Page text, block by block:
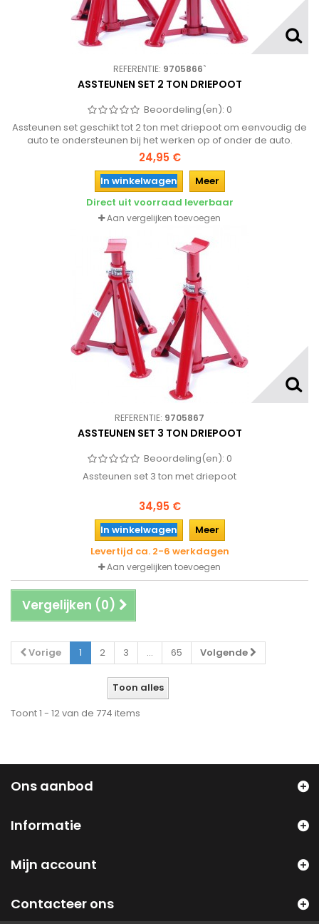
REFERENTIE: 9705866`
ASSTEUNEN SET 2 TON DRIEPOOT
Beoordeling(en): 0
Assteunen set geschikt tot 2 ton met driepoot om eenvoudig de
auto te ondersteunen bij het werken op of onder de auto.
24,95 €
In winkelwagen
Meer
Direct uit voorraad leverbaar
Aan vergelijken toevoegen
REFERENTIE: 9705867
ASSTEUNEN SET 3 TON DRIEPOOT
Beoordeling(en): 0
Assteunen set 3 ton met driepoot
34,95 €
In winkelwagen
Meer
Levertijd ca. 2-6 werkdagen
Aan vergelijken toevoegen
Vergelijken (0)
Vorige 1 2 3 ... 65 Volgende
Toon alles
Toont 1 - 12 van de 774 items
Ons aanbod
Informatie
Mijn account
Contacteer ons